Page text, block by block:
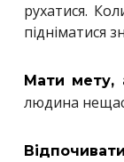
рухатися.
підніматися
Мати мету,
людина